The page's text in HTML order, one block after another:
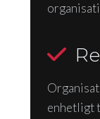
enhetligt